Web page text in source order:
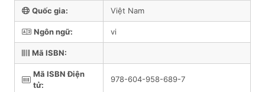
Quốc gia: Việt Nam
Ngôn ngữ: vi
Mã ISBN:
Mã ISBN Điện
tử:
978-604-958-689-7